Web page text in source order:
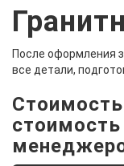
После оформления
все детали,
стоимость